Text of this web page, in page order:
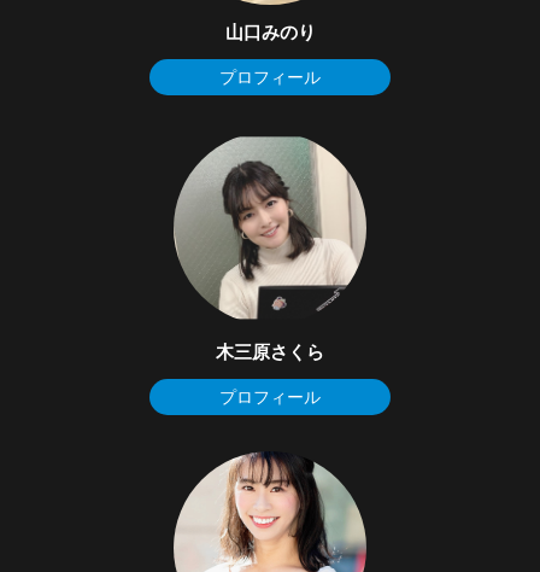
山口みのり
プロフィール
木三原さくら
プロフィール